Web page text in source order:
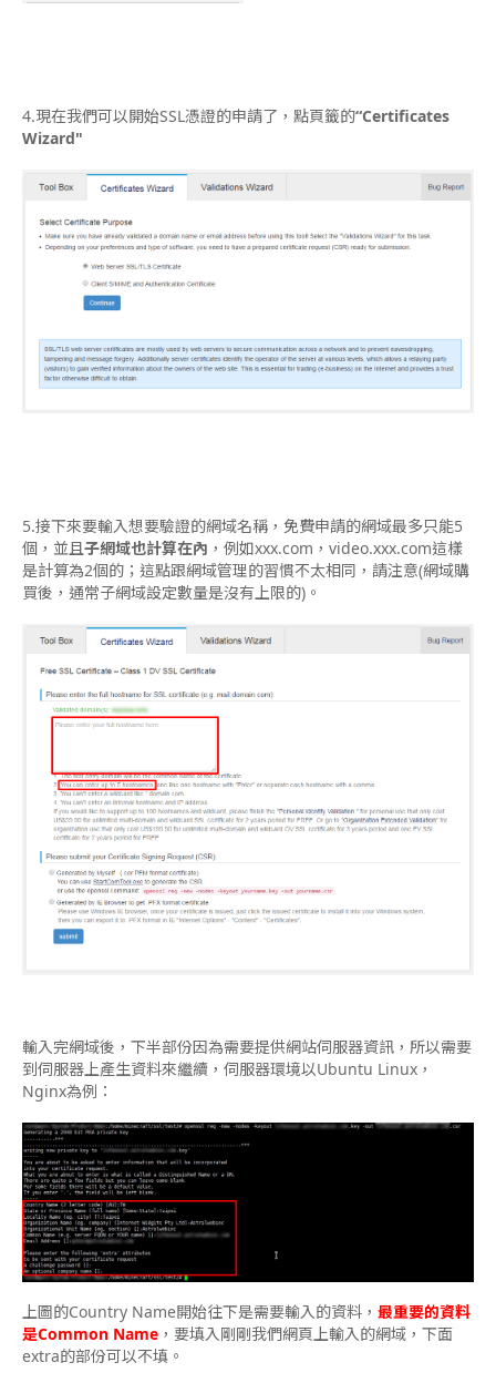
4.現在我們可以開始SSL憑證的申請了，點頁籤的“Certificates
Wizard"
5.接下來要輸入想要驗證的網域名稱，免費申請的網域最多只能5
個，並且子網域也計算在內 ，例如xxx.com，video.xxx.com這樣
是計算為2個的；這點跟網域管理的習慣不太相同，請注意(網域購
買後，通常子網域設定數量是沒有上限的)。
輸入完網域後，下半部份因為需要提供網站伺服器資訊，所以需要
到伺服器上產生資料來繼續，伺服器環境以Ubuntu Linux，
Nginx為例：
上圖的Country Name開始往下是需要輸入的資料， 最重要的資料
是Common Name ，要填入剛剛我們網頁上輸入的網域，下面
extra的部份可以不填。